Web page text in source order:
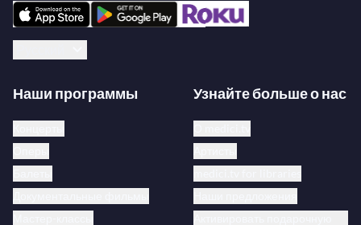
Наши программы Узнайте больше о нас